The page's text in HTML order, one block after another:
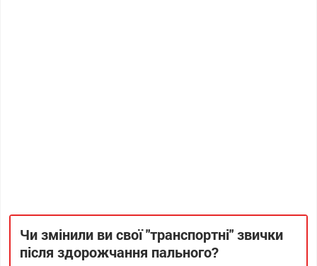
Чи змінили ви свої "транспортні" звички
після здорожчання пального?